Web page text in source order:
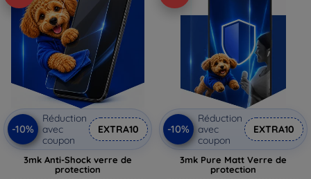
-10%
Réduction
avec
coupon
EXTRA10
3mk Anti-Shock verre de
protection
-10%
Réduction
avec
coupon
EXTRA10
3mk Pure Matt Verre de
protection